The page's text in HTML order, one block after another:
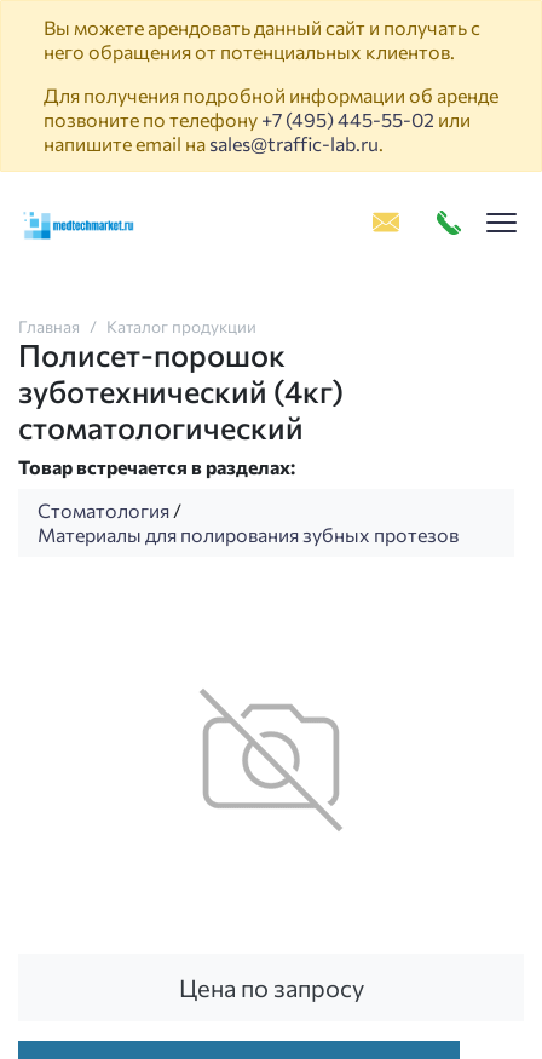
Вы можете арендовать данный сайт и получать с
него обращения от потенциальных клиентов.
Для получения подробной информации об аренде
позвоните по телефону +7 (495) 445-55-02 или
напишите email на sales@traffic-lab.ru.
Главная Каталог продукции
Полисет-порошок
зуботехнический (4кг)
стоматологический
Товар встречается в разделах:
Стоматология /
Материалы для полирования зубных протезов
Цена по запросу